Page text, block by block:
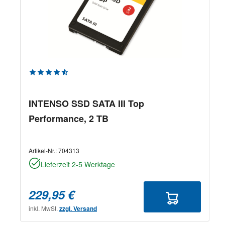
Durchschnittliche Bewertung von 4.58 von 5 Sternen
INTENSO SSD SATA III Top
Performance, 2 TB
Artikel-Nr.:704313
Lieferzeit 2-5 Werktage
229,95 €
inkl. MwSt. zzgl. Versand